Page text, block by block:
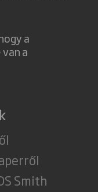
a
a
Smith